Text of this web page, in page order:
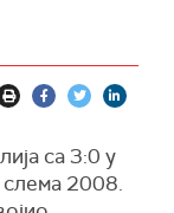
са 3:0 у
слема 2008.